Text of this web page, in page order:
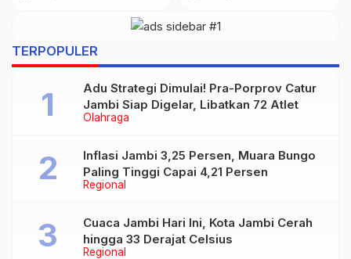
TERPOPULER
Olahraga
Adu Strategi Dimulai! Pra-Porprov Catur
Jambi Siap Digelar, Libatkan 72 Atlet
Regional
Inflasi Jambi 3,25 Persen, Muara Bungo
Paling Tinggi Capai 4,21 Persen
Regional
Cuaca Jambi Hari Ini, Kota Jambi Cerah
hingga 33 Derajat Celsius